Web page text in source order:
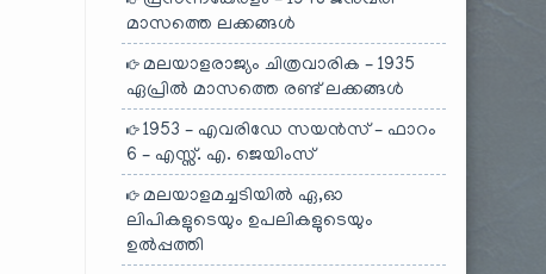
മാസത്തെ ലക്കങ്ങൾ
മലയാളരാജ്യം ചിത്രവാരിക – 1935
ഏപ്രിൽ മാസത്തെ രണ്ട് ലക്കങ്ങൾ
1953 – എവരിഡേ സയൻസ് – ഫാറം
6 – എസ്സ്. എ. ജെയിംസ്
മലയാളമച്ചടിയിൽ ഏ,ഓ
ലിപികളുടെയും ഉപലികളുടെയും
ഉൽപ്പത്തി